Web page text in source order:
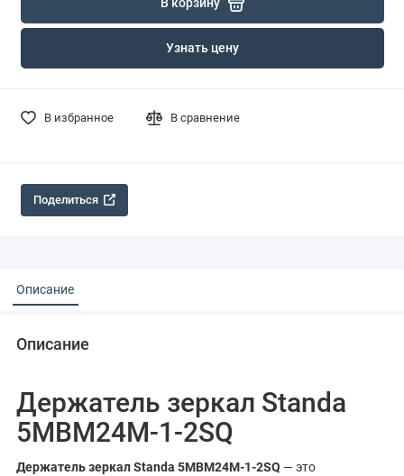
В корзину
Узнать цену
В избранное В сравнение
Поделиться
Описание
Описание
Держатель зеркал Standa
5MBM24M-1-2SQ
Держатель зеркал Standa 5MBM24M-1-2SQ — это